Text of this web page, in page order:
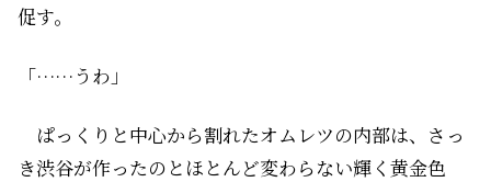
促す。
「……うわ」
ぱっくりと中心から割れたオムレツの内部は、さっ
き渋谷が作ったのとほとんど変わらない輝く黄金色